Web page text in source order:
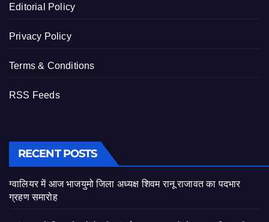
Editorial Policy
Privacy Policy
Terms & Conditions
RSS Feeds
RECENT POSTS
ग्वालियर में आज भाजयुमो जिला अध्यक्ष शिवम रानू राजावत का पदभार
ग्रहण समारोह